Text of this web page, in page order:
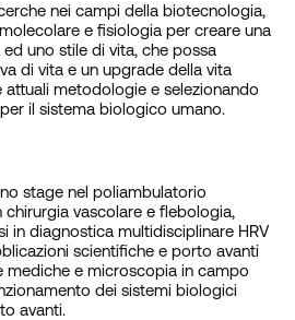
nei campi della biotecnologia,
e fisiologia per creare una
uno stile di vita, che possa
di vita e un upgrade della vita
attuali metodologie e selezionando
il sistema biologico umano.
stage nel poliambulatorio
chirurgia vascolare e flebologia,
in diagnostica multidisciplinare HRV
scientifiche e porto avanti
mediche e microscopia in campo
dei sistemi biologici
avanti.